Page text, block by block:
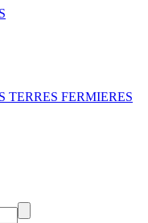
TERRES FERMIERES